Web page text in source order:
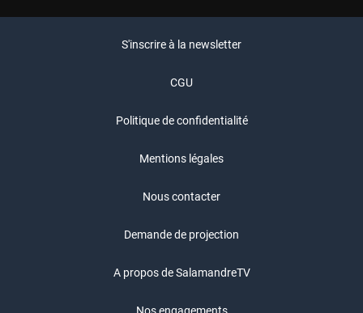
S'inscrire à la newsletter
CGU
Politique de confidentialité
Mentions légales
Nous contacter
Demande de projection
A propos de SalamandreTV